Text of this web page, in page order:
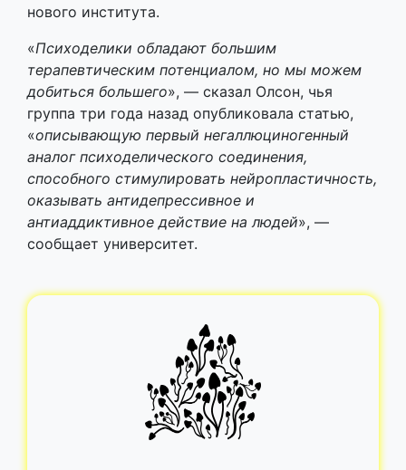
нового института.
«Психоделики обладают большим
терапевтическим потенциалом, но мы можем
добиться большего», — сказал Олсон, чья
группа три года назад опубликовала статью,
«описывающую первый негаллюциногенный
аналог психоделического соединения,
способного стимулировать нейропластичность,
оказывать антидепрессивное и
антиаддиктивное действие на людей», —
сообщает университет.